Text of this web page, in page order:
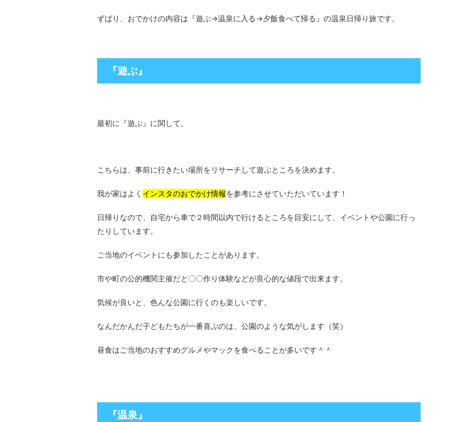
ずばり、おでかけの内容は『遊ぶ→温泉に入る→夕飯食べて帰る』の温泉日帰り旅です。
『遊ぶ』
最初に『遊ぶ』に関して。
こちらは、事前に行きたい場所をリサーチして遊ぶところを決めます。
我が家はよく インスタのおでかけ情報を参考にさせていただいています！
日帰りなので、自宅から車で２時間以内で行けるところを目安にして、イベントや公園に行っ
たりしています。
ご当地のイベントにも参加したことがあります。
市や町の公的機関主催だと〇〇作り体験などが良心的な値段で出来ます。
気候が良いと、色んな公園に行くのも楽しいです。
なんだかんだ子どもたちが一番喜ぶのは、公園のような気がします（笑）
昼食はご当地のおすすめグルメやマックを食べることが多いです＾＾
『温泉』